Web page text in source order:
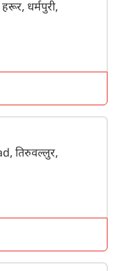
धर्मपुरी,
तिरुवल्लुर,